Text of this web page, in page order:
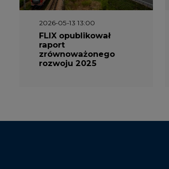
2026-05-13 13:00
FLIX opublikował
raport
zrównoważonego
rozwoju 2025